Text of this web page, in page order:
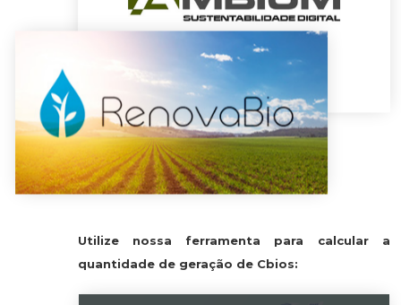
Utilize nossa ferramenta para calcular a
quantidade de geração de Cbios: